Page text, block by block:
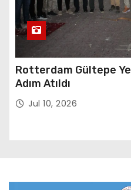
Rotterdam Gültepe
Adım Atıldı
Jul 10, 2026